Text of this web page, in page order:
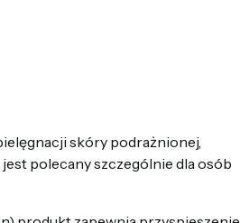
skóry podrażnionej,
polecany szczególnie dla osób